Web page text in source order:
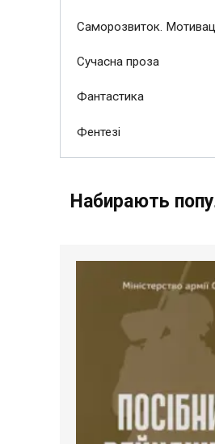
Саморозвиток.
Сучасна проза
Фантастика
Фентезі
Набирають